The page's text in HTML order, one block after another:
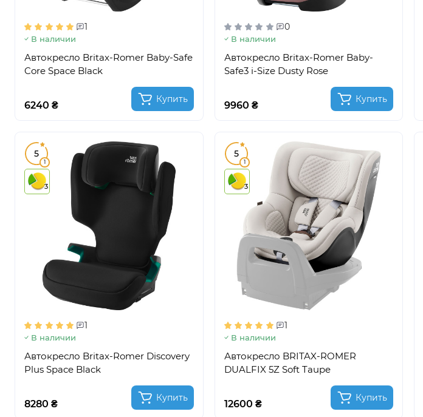
1
В наличии
Автокресло Britax-Romer Baby-Safe
Core Space Black
6240 ₴
Купить
0
В наличии
Автокресло Britax-Romer Baby-
Safe3 i-Size Dusty Rose
9960 ₴
Купить
5
1
3
1
В наличии
Автокресло Britax-Romer Discovery
Plus Space Black
8280 ₴
Купить
5
1
3
1
В наличии
Автокресло BRITAX-ROMER
DUALFIX 5Z Soft Taupe
12600 ₴
Купить